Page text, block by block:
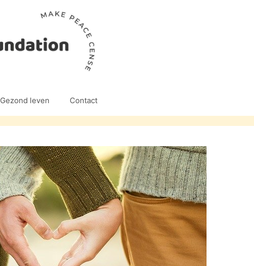
Gezond leven Contact